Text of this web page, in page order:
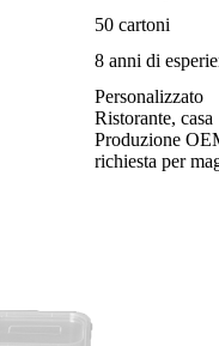
50 cartoni
8 anni di
Personalizzato
Ristorante, casa
Produzione
richiesta per